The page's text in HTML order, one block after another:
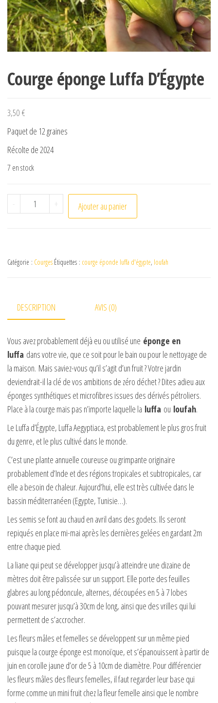
Courge éponge Luffa D’Égypte
3,50 €
Paquet de 12 graines
Récolte de 2024
7 en stock
- quantité de Courge éponge Luffa D'Égypte
+ Ajouter au panier
Catégorie : Courges Étiquettes : courge éponde luffa d'égypte, loufah
DESCRIPTION AVIS (0)
Vous avez probablement déjà eu ou utilisé une éponge en
luffa dans votre vie, que ce soit pour le bain ou pour le nettoyage de
la maison. Mais saviez-vous qu’il s’agit d’un fruit ? Votre jardin
deviendrait-il la clé de vos ambitions de zéro déchet ? Dites adieu aux
éponges synthétiques et microfibres issues des dérivés pétroliers.
Place à la courge mais pas n’importe laquelle la luffa ou loufah.
Le Luffa d’Égypte, Luffa Aegyptiaca, est probablement le plus gros fruit
du genre, et le plus cultivé dans le monde.
C’est une plante annuelle coureuse ou grimpante originaire
probablement d’Inde et des régions tropicales et subtropicales, car
elle a besoin de chaleur. Aujourd’hui, elle est très cultivée dans le
bassin méditerranéen (Egypte, Tunisie…).
Les semis se font au chaud en avril dans des godets. Ils seront
repiqués en place mi-mai après les dernières gelées en gardant 2m
entre chaque pied.
La liane qui peut se développer jusqu’à atteindre une dizaine de
mètres doit être palissée sur un support. Elle porte des feuilles
glabres au long pédoncule, alternes, découpées en 5 à 7 lobes
pouvant mesurer jusqu’à 30cm de long, ainsi que des vrilles qui lui
permettent de s’accrocher.
Les fleurs mâles et femelles se développent sur un même pied
puisque la courge éponge est monoïque, et s’épanouissent à partir de
juin en corolle jaune d’or de 5 à 10cm de diamètre. Pour différencier
les fleurs mâles des fleurs femelles, il faut regarder leur base qui
forme comme un mini fruit chez la fleur femelle ainsi que le nombre